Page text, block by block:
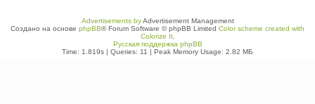
Advertisements byAdvertisement Management
Создано на основе phpBB® Forum Software © phpBB Limited Color scheme created with
Colorize It.
Русская поддержка phpBB
Time: 1.819s | Queries: 11 | Peak Memory Usage: 2.82 МБ